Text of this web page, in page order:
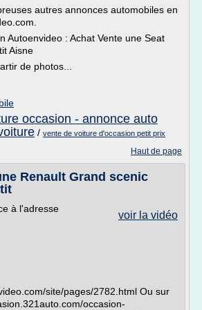
autres annonces automobiles en
Autoenvideo : Achat Vente une Seat
Aisne
de photos...
occasion - annonce auto
/ vente de voiture d'occasion petit prix
Haut de page
Renault Grand scenic
voir la vidéo
à l'adresse
site/pages/2782.html Ou sur
occasion-